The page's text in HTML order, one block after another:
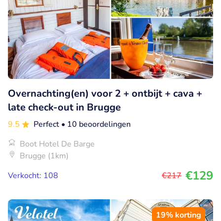
Overnachting(en) voor 2 + ontbijt + cava +
late check-out in Brugge
9.5 Perfect • 10 beoordelingen
Boot Hotel De Barge
Brugge (1km)
Verkocht: 108
€217 €129
19% korting